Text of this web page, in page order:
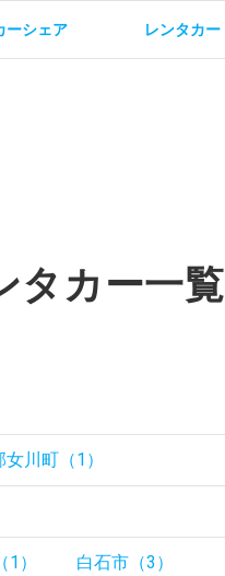
ーシェア レンタカー
タカー一覧
川町（1）
） 白石市（3）